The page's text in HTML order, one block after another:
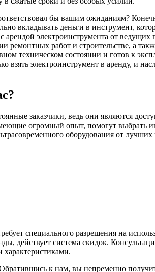
бы вашим ожиданиям?
вкладывать деньги в инструмент,
электроинструмента от
работ и строительстве, а
техническом состоянии и готов к
электроинструмент в аренду, и
заказчики, ведь они являются
огромный опыт, помогут выбрать
оборудования от лучших
специального разрешения на
действует система скидок.
к нам, вы непременно